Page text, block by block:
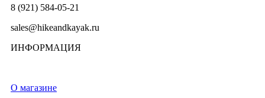
8 (921) 584-05-21
sales@hikeandkayak.ru
ИНФОРМАЦИЯ
О магазине